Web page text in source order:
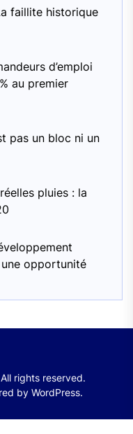
faillite historique
d’emploi
au premier
pas un bloc ni un
pluies : la
opportunité
All rights reserved.
by WordPress.